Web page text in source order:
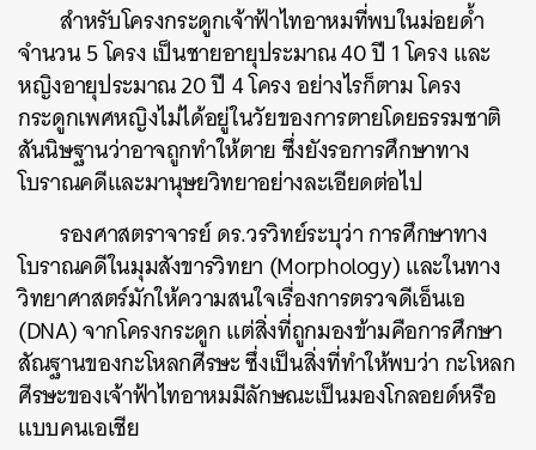
สำหรับโครงกระดูกเจ้าฟ้าไทอาหมที่พบในม่อยด้ำ
จำนวน 5 โครง เป็นชายอายุประมาณ 40 ปี 1 โครง และ
หญิงอายุประมาณ 20 ปี 4 โครง อย่างไรก็ตาม โครง
กระดูกเพศหญิงไม่ได้อยู่ในวัยของการตายโดยธรรมชาติ
สันนิษฐานว่าอาจถูกทำให้ตาย ซึ่งยังรอการศึกษาทาง
โบราณคดีและมานุษยวิทยาอย่างละเอียดต่อไป
รองศาสตราจารย์ ดร.วรวิทย์ระบุว่า การศึกษาทาง
โบราณคดีในมุมสังขารวิทยา (Morphology) และในทาง
วิทยาศาสตร์มักให้ความสนใจเรื่องการตรวจดีเอ็นเอ
(DNA) จากโครงกระดูก แต่สิ่งที่ถูกมองข้ามคือการศึกษา
สัณฐานของกะโหลกศีรษะ ซึ่งเป็นสิ่งที่ทำให้พบว่า กะโหลก
ศีรษะของเจ้าฟ้าไทอาหมมีลักษณะเป็นมองโกลอยด์หรือ
แบบคนเอเชีย